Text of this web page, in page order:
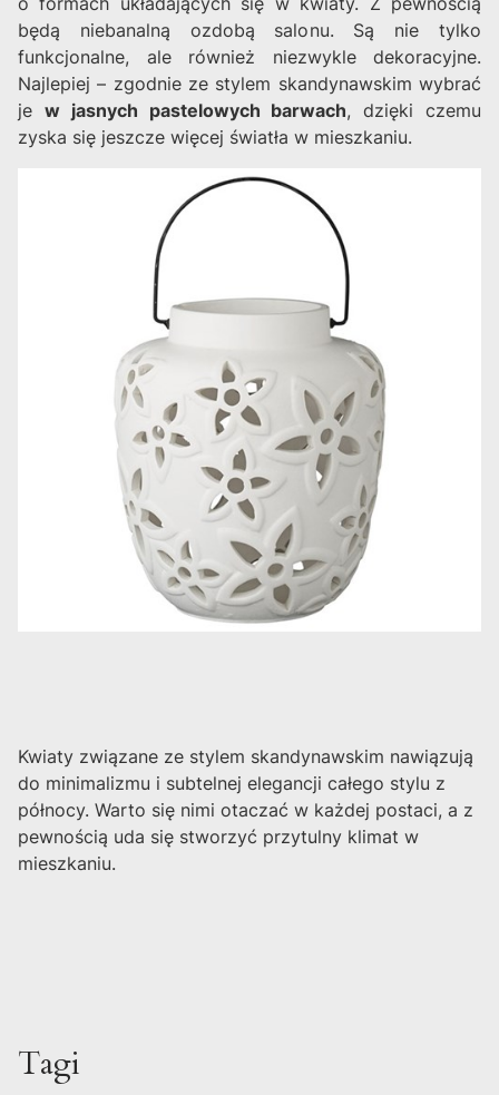
będą niebanalną ozdobą salonu. Są nie tylko
funkcjonalne, ale również niezwykle dekoracyjne.
Najlepiej – zgodnie ze stylem skandynawskim wybrać
je w jasnych pastelowych barwach, dzięki czemu
zyska się jeszcze więcej światła w mieszkaniu.
Kwiaty związane ze stylem skandynawskim nawiązują
do minimalizmu i subtelnej elegancji całego stylu z
północy. Warto się nimi otaczać w każdej postaci, a z
pewnością uda się stworzyć przytulny klimat w
mieszkaniu.
Tagi